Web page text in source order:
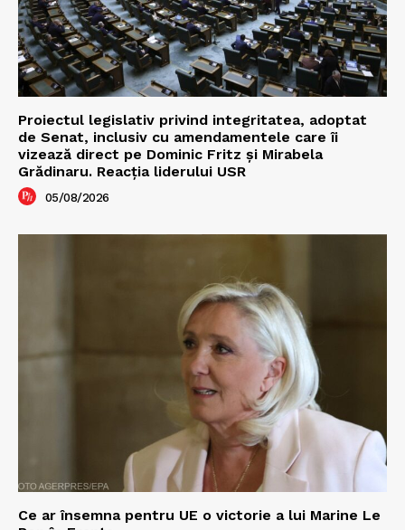
Proiectul legislativ privind integritatea, adoptat
de Senat, inclusiv cu amendamentele care îi
vizează direct pe Dominic Fritz și Mirabela
Grădinaru. Reacția liderului USR
05/08/2026
Ce ar însemna pentru UE o victorie a lui Marine Le